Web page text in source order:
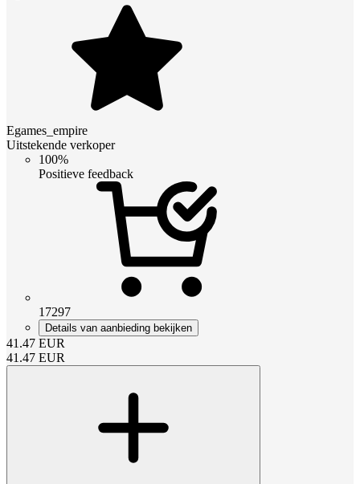
Egames_empire
Uitstekende verkoper
100%
Positieve feedback
17297
Details van aanbieding bekijken
41.47 EUR
41.47 EUR